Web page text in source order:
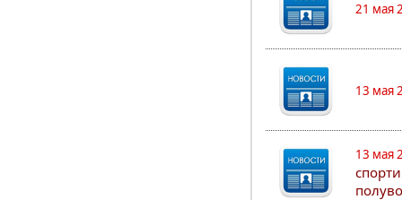
21 мая
13 мая
13 мая